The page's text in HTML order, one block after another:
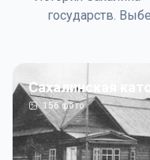
государств.
Сахалинская
156фото